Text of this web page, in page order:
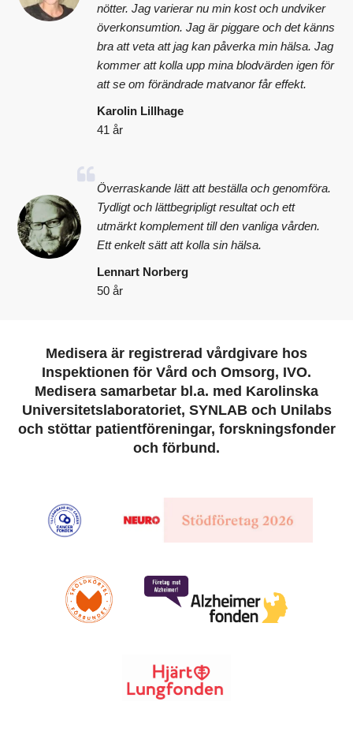
nötter. Jag varierar nu min kost och undviker
överkonsumtion. Jag är piggare och det känns
bra att veta att jag kan påverka min hälsa. Jag
kommer att kolla upp mina blodvärden igen för
att se om förändrade matvanor får effekt.
Karolin Lillhage
41 år
Överraskande lätt att beställa och genomföra.
Tydligt och lättbegripligt resultat och ett
utmärkt komplement till den vanliga vården.
Ett enkelt sätt att kolla sin hälsa.
Lennart Norberg
50 år
Medisera är registrerad vårdgivare hos
Inspektionen för Vård och Omsorg, IVO.
Medisera samarbetar bl.a. med Karolinska
Universitetslaboratoriet, SYNLAB och Unilabs
och stöttar patientföreningar, forskningsfonder
och förbund.